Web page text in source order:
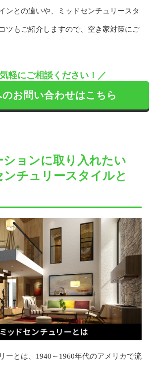
ンとの違いや、ミッドセンチュリースタ
ツもご紹介しますので、空き家対策にご
軽にご相談ください！／
お問い合わせはこちら
ションに取り入れたい
ンチュリースタイルと
ーとは、1940～1960年代のアメリカで流